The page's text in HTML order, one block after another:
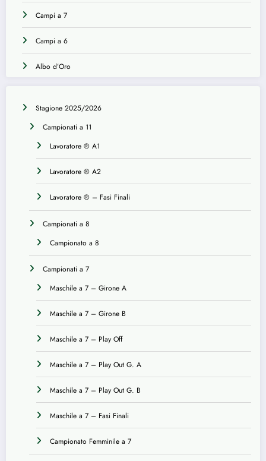
Campi a 7
Campi a 6
Albo d’Oro
Stagione 2025/2026
Campionati a 11
Lavoratore ® A1
Lavoratore ® A2
Lavoratore ® – Fasi Finali
Campionati a 8
Campionato a 8
Campionati a 7
Maschile a 7 – Girone A
Maschile a 7 – Girone B
Maschile a 7 – Play Off
Maschile a 7 – Play Out G. A
Maschile a 7 – Play Out G. B
Maschile a 7 – Fasi Finali
Campionato Femminile a 7